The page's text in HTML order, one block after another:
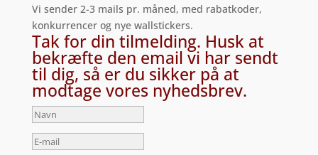
Vi sender 2-3 mails pr. måned, med rabatkoder,
konkurrencer og nye wallstickers.
Tak for din tilmelding. Husk at
bekræfte den email vi har sendt
til dig, så er du sikker på at
modtage vores nyhedsbrev.